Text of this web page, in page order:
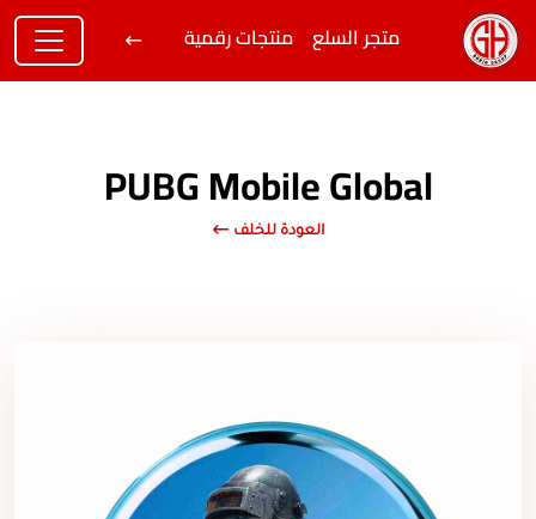
متجر السلع منتجات رقمية
PUBG Mobile Global
العودة للخلف